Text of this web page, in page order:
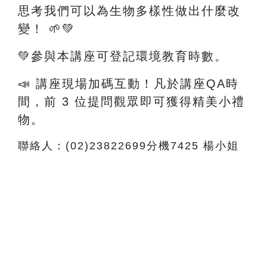
思考我們可以為生物多樣性做出什麼改
變！ 🌱💚
💚參與本講座可登記環境教育時數。
📣 講座現場加碼互動！凡於講座QA時
間，前 3 位提問觀眾即可獲得精美小禮
物。
聯絡人：(02)23822699分機7425 楊小姐